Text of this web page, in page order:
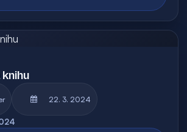
22. 3. 2024